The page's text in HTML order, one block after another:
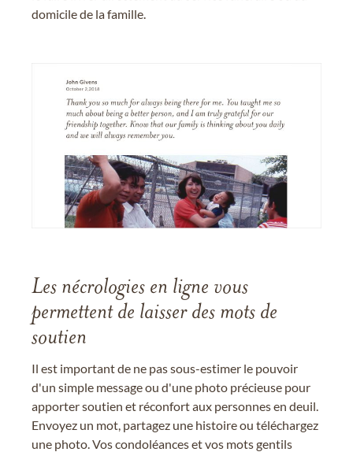
domicile de la famille.
Les nécrologies en ligne vous
permettent de laisser des mots de
soutien
Il est important de ne pas sous-estimer le pouvoir
d'un simple message ou d'une photo précieuse pour
apporter soutien et réconfort aux personnes en deuil.
Envoyez un mot, partagez une histoire ou téléchargez
une photo. Vos condoléances et vos mots gentils